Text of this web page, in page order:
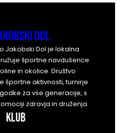
Dol
Jakobski Dol je lokalna
športne navdušence
in okolice. Društvo
športne aktivnosti, turnirje
za vse generacije, s
zdravja in druženja.
KLUB